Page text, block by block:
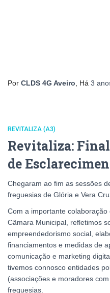
Por CLDS 4G Aveiro , Há 3
REVITALIZA (A3)
Revitaliza:
de
Chegaram ao fim as sessões
freguesias de Glória e Vera
Com a importante
Câmara Municipal, refletimos
empreendedorismo social,
financiamentos e medidas de
comunicação e marketing
tivemos connosco entidades
(associações e moradores
freguesias.